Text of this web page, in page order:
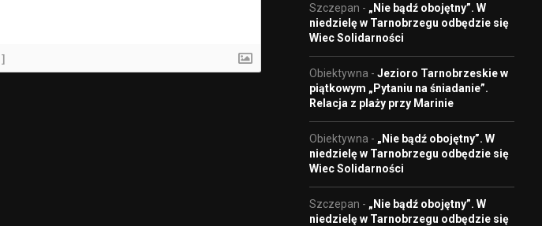
Szczepan - „Nie bądź obojętny”. W
niedzielę w Tarnobrzegu odbędzie się
Wiec Solidarności
Obiektywna - Jezioro Tarnobrzeskie w
piątkowym „Pytaniu na śniadanie”.
Relacja z plaży przy Marinie
Obiektywna - „Nie bądź obojętny”. W
niedzielę w Tarnobrzegu odbędzie się
Wiec Solidarności
Szczepan - „Nie bądź obojętny”. W
niedzielę w Tarnobrzegu odbędzie się